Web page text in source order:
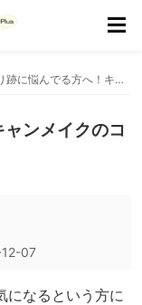
眉毛の剃り跡に悩んでる方へ！キャンメイクのコンシーラーで一気に解決！
ンメイクのコ
07
になるという方に